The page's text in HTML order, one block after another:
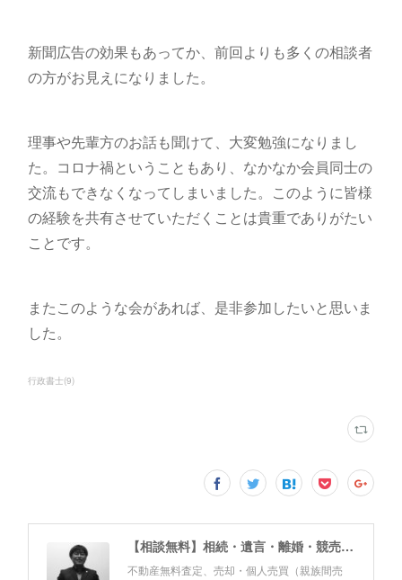
新聞広告の効果もあってか、前回よりも多くの相談者
の方がお見えになりました。
理事や先輩方のお話も聞けて、大変勉強になりまし
た。コロナ禍ということもあり、なかなか会員同士の
交流もできなくなってしまいました。このように皆様
の経験を共有させていただくことは貴重でありがたい
ことです。
またこのような会があれば、是非参加したいと思いま
した。
行政書士(9)
【相談無料】相続・遺言・離婚・競売・風営法・民泊申請・個人売買 佐野友美行政書士事務所（静岡県富士市）
不動産無料査定、売却・個人売買（親族間売